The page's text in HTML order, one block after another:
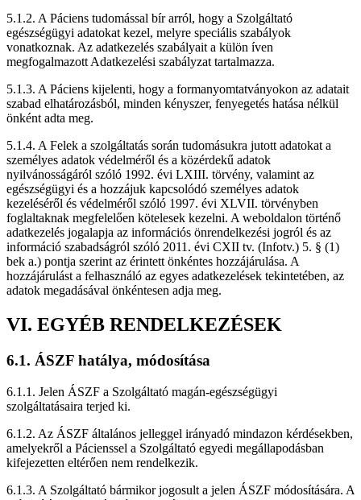
5.1.2. A Páciens tudomással bír arról, hogy a Szolgáltató
egészségügyi adatokat kezel, melyre speciális szabályok
vonatkoznak. Az adatkezelés szabályait a külön íven
megfogalmazott Adatkezelési szabályzat tartalmazza.
5.1.3. A Páciens kijelenti, hogy a formanyomtatványokon az adatait
szabad elhatározásból, minden kényszer, fenyegetés hatása nélkül
önként adta meg.
5.1.4. A Felek a szolgáltatás során tudomásukra jutott adatokat a
személyes adatok védelméről és a közérdekű adatok
nyilvánosságáról szóló 1992. évi LXIII. törvény, valamint az
egészségügyi és a hozzájuk kapcsolódó személyes adatok
kezeléséről és védelméről szóló 1997. évi XLVII. törvényben
foglaltaknak megfelelően kötelesek kezelni. A weboldalon történő
adatkezelés jogalapja az információs önrendelkezési jogról és az
információ szabadságról szóló 2011. évi CXII tv. (Infotv.) 5. § (1)
bek a.) pontja szerint az érintett önkéntes hozzájárulása. A
hozzájárulást a felhasználó az egyes adatkezelések tekintetében, az
adatok megadásával önkéntesen adja meg.
VI. EGYÉB RENDELKEZÉSEK
6.1. ÁSZF hatálya, módosítása
6.1.1. Jelen ÁSZF a Szolgáltató magán-egészségügyi
szolgáltatásaira terjed ki.
6.1.2. Az ÁSZF általános jelleggel irányadó mindazon kérdésekben,
amelyekről a Pácienssel a Szolgáltató egyedi megállapodásban
kifejezetten eltérően nem rendelkezik.
6.1.3. A Szolgáltató bármikor jogosult a jelen ÁSZF módosítására. A